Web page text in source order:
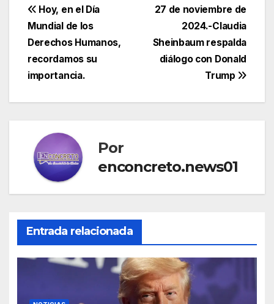
Navegación
de
entradas
27 de noviembre de
2024.-Claudia
Sheinbaum respalda
diálogo con Donald
Trump
Hoy, en el Día
Mundial de los
Derechos Humanos,
recordamos su
importancia.
Por
enconcreto.news01
Entrada relacionada